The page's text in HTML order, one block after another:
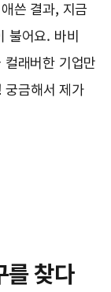
쓴 결과, 지금
불어요. 바비
래버한 기업만
궁금해서 제가
를 찾다